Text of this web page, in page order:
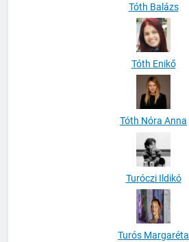
Tóth Balázs
Tóth Enikő
Tóth Nóra Anna
Turóczi Ildikó
Turós Margaréta